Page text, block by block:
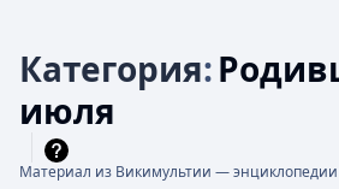
Категория:
июля
Материал из Викимультии —